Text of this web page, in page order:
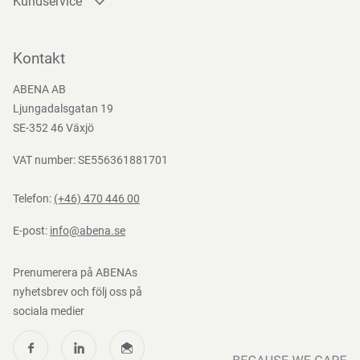
Bli kund
Nedladdningar
Kontakt
ABENA AB
Ljungadalsgatan 19
SE-352 46 Växjö
VAT number: SE556361881701
Telefon: (+46) 470 446 00
E-post: info@abena.se
Prenumerera på ABENAs
nyhetsbrev och följ oss på
sociala medier